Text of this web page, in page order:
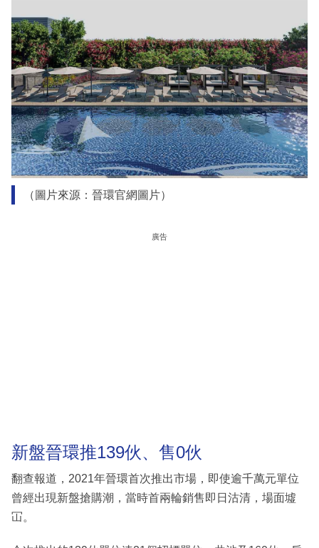
（圖片來源：晉環官網圖片）
廣告
新盤晉環推139伙、售0伙
翻查報道，2021年晉環首次推出市場，即使逾千萬元單位
曾經出現新盤搶購潮，當時首兩輪銷售即日沽清，場面墟
冚。